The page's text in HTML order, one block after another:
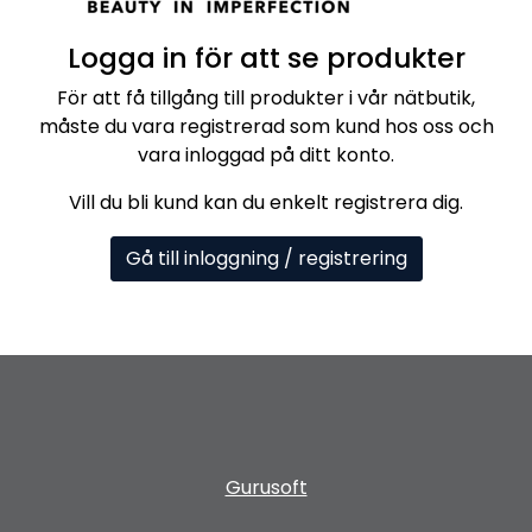
Logga in för att se produkter
För att få tillgång till produkter i vår nätbutik,
måste du vara registrerad som kund hos oss och
vara inloggad på ditt konto.
Vill du bli kund kan du enkelt registrera dig.
Gå till inloggning / registrering
Gurusoft